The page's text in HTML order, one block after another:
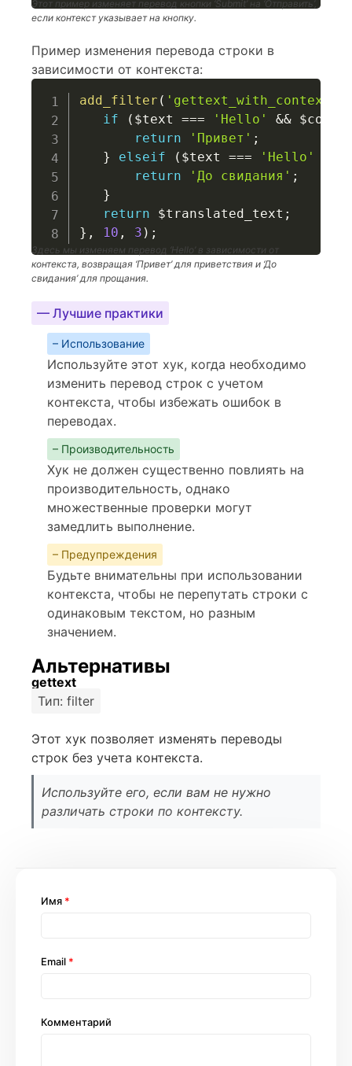
Этот пример изменяет перевод кнопки ‘Submit’ на ‘Отправить’,
если контекст указывает на кнопку.
Пример изменения перевода строки в
зависимости от контекста:
add_filter ( 'gettext_with_context'
if
( $text === 'Hello' &&
return
'Привет' ;
}
elseif ( $text === 'Hello'
return
'До свидания' ;
}
return
$translated_text ;
} , 10 , 3 ) ;
Здесь мы изменяем перевод ‘Hello’ в зависимости от
контекста, возвращая ‘Привет’ для приветствия и ‘До
свидания’ для прощания.
— Лучшие практики
– Использование
Используйте этот хук, когда необходимо
изменить перевод строк с учетом
контекста, чтобы избежать ошибок в
переводах.
– Производительность
Хук не должен существенно повлиять на
производительность, однако
множественные проверки могут
замедлить выполнение.
– Предупреждения
Будьте внимательны при использовании
контекста, чтобы не перепутать строки с
одинаковым текстом, но разным
значением.
Альтернативы
gettext
Тип: filter
Этот хук позволяет изменять переводы
строк без учета контекста.
Используйте его, если вам не нужно
различать строки по контексту.
Комментарий
Имя *
Email *